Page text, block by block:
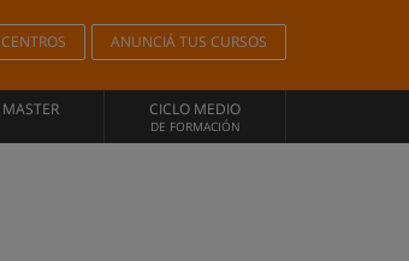
CENTROS ANUNCIÁ TUS CURSOS
MASTER CICLO MEDIO
DE FORMACIÓN